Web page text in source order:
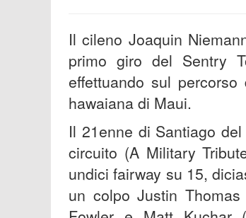
Il cileno Joaquin
primo giro del Sentry
effettuando sul
hawaiana di Maui.
Il 21enne di Santiago
circuito (A Military
undici fairway su 15,
un colpo Justin